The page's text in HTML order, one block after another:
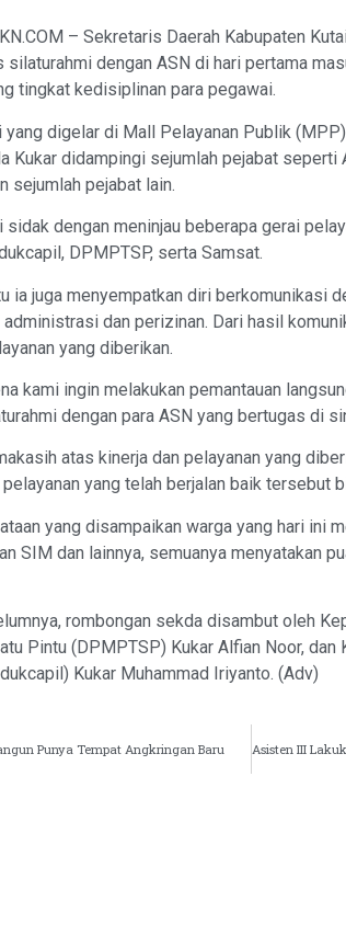
– Sekretaris Daerah Kabupaten
silaturahmi dengan ASN di hari pertama
tingkat kedisiplinan para pegawai.
yang digelar di Mall Pelayanan Publik
Kukar didampingi sejumlah pejabat
sejumlah pejabat lain.
dengan meninjau beberapa gerai
DPMPTSP, serta Samsat.
ia juga menyempatkan diri berkomunikasi
dan perizinan. Dari hasil
yang diberikan.
kami ingin melakukan pemantauan
dengan para ASN yang bertugas di
atas kinerja dan pelayanan yang
yang telah berjalan baik tersebut
yang disampaikan warga yang hari ini
SIM dan lainnya, semuanya menyatakan
rombongan sekda disambut oleh
Pintu (DPMPTSP) Kukar Alfian Noor, dan
Kukar Muhammad Iriyanto. (Adv)
Punya Tempat Angkringan Baru